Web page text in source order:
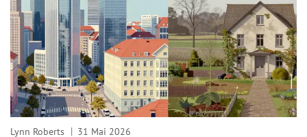
Lynn Roberts 31 Mai 2026